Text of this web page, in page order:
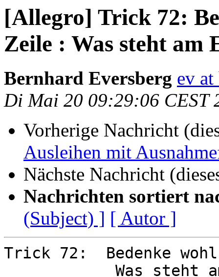
[Allegro] Trick 72:
Zeile : Was steht am
Bernhard Eversberg ev
Di Mai 20 09:29:06 CEST
Vorherige Nachricht
Ausleihen mit
Nächste Nachricht
Nachrichten sortiert
(Subject) ] [ Autor ]
Trick 72:  Bedenke